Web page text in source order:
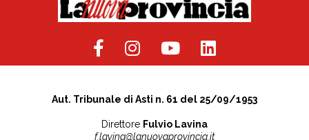
Aut. Tribunale di Asti n. 61 del 25/09/1953
Direttore Fulvio Lavina
f.lavina@lanuovaprovincia.it